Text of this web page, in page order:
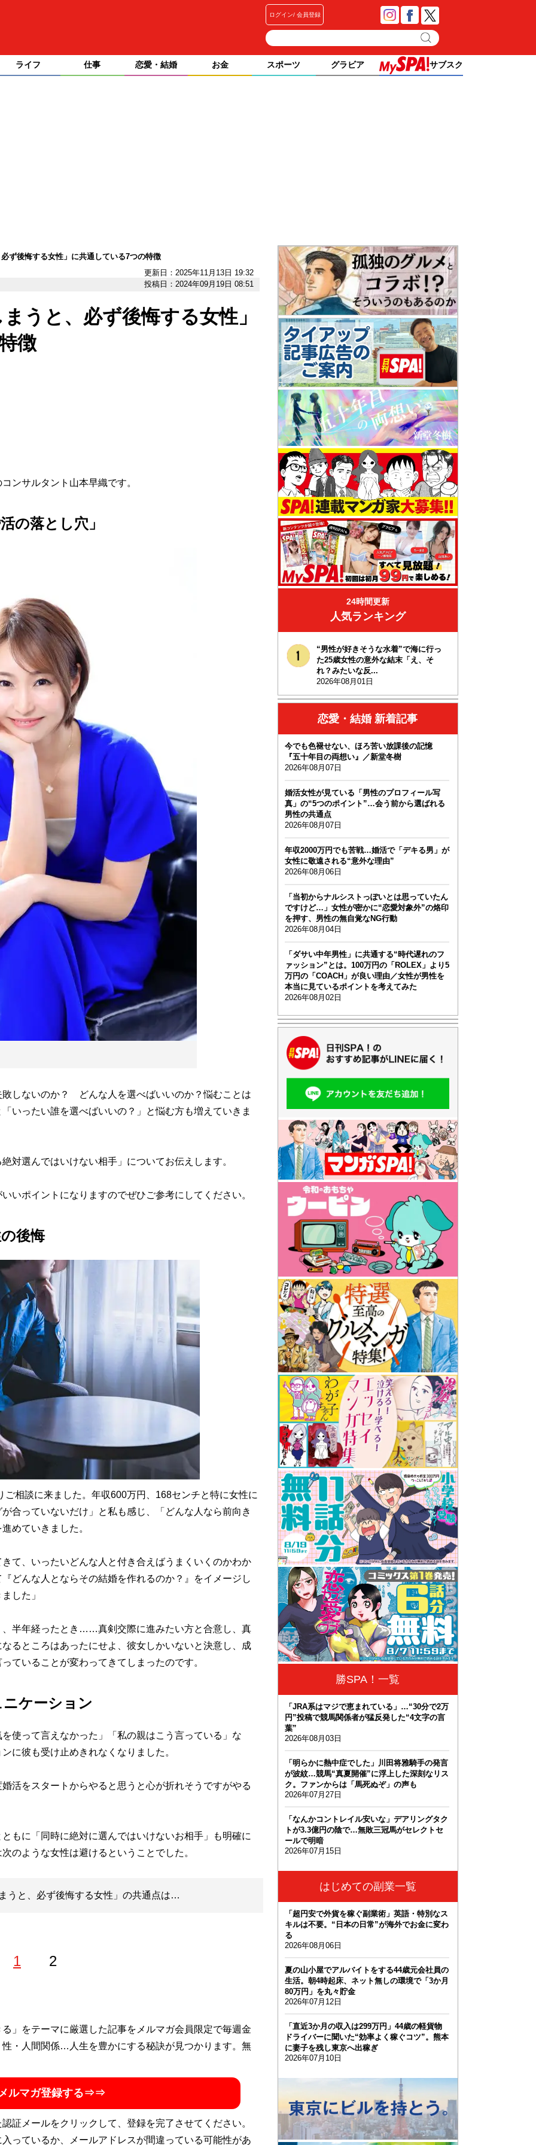
ログイン 会員登録
ライフ 仕事 恋愛・結婚 お金 スポーツ グラビア サブスク
ず後悔する女性」に共通している7つの特徴
更新日：2025年11月13日 19:32
投稿日：2024年09月19日 08:51
うと、必ず後悔する女性」
徴
ンサルタント山本早織です。
の落とし穴」
しないのか？ どんな人を選べばいいのか？悩むことは
いったい誰を選べばいいの？」と悩む方も増えていきま
選んではいけない相手」についてお伝えします。
ポイントになりますのでぜひご参考にしてください。
後悔
相談に来ました。年収600万円、168センチと特に女性に
合っていないだけ」と私も感じ、「どんな人なら前向き
めていきました。
て、いったいどんな人と付き合えばうまくいくのかわか
どんな人とならその結婚を作れるのか？』をイメージし
した」
半年経ったとき……真剣交際に進みたい方と合意し、真
るところはあったにせよ、彼女しかいないと決意し、成
いることが変わってきてしまったのです。
ケーション
使って言えなかった」「私の親はこう言っている」な
に彼も受け止めきれなくなりました。
活をスタートからやると思うと心が折れそうですがやる
に「同時に絶対に選んではいけないお相手」も明確に
のような女性は避けるということでした。
うと、必ず後悔する女性」の共通点は…
1 2
スなどを経て、現在は恋愛コンサルタントとして結婚し
。「 最短成婚成功の秘訣マガジン」をLINEで配信中。公
」をテーマに厳選した記事をメルマガ会員限定で毎週金
・人間関係…人生を豊かにする秘訣が見つかります。無
ルマガ登録する⇒⇒
証メールをクリックして、登録を完了させてください。
っているか、メールアドレスが間違っている可能性があ
24時間更新
人気ランキング
“男性が好きそうな水着”で海に行っ
た25歳女性の意外な結末「え、そ
れ？みたいな反...
2026年08月01日
恋愛・結婚 新着記事
今でも色褪せない、ほろ苦い放課後の記憶
『五十年目の両想い』／新堂冬樹
2026年08月07日
婚活女性が見ている「男性のプロフィール写
真」の“5つのポイント”…会う前から選ばれる
男性の共通点
2026年08月07日
年収2000万円でも苦戦…婚活で「デキる男」が
女性に敬遠される“意外な理由”
2026年08月06日
「当初からナルシストっぽいとは思っていたん
ですけど…」女性が密かに“恋愛対象外”の烙印
を押す、男性の無自覚なNG行動
2026年08月04日
「ダサい中年男性」に共通する“時代遅れのフ
ァッション”とは。100万円の「ROLEX」より5
万円の「COACH」が良い理由／女性が男性を
本当に見ているポイントを考えてみた
2026年08月02日
勝SPA！一覧
「JRA系はマジで恵まれている」…“30分で2万
円”投稿で競馬関係者が猛反発した“4文字の言
葉”
2026年08月03日
「明らかに熱中症でした」川田将雅騎手の発言
が波紋…競馬“真夏開催”に浮上した深刻なリス
ク。ファンからは「馬死ぬぞ」の声も
2026年07月27日
「なんかコントレイル安いな」デアリングタク
トが3.3億円の陰で…無敗三冠馬がセレクトセ
ールで明暗
2026年07月15日
はじめての副業一覧
「超円安で外貨を稼ぐ副業術」英語・特別なス
キルは不要。“日本の日常”が海外でお金に変わ
る
2026年08月06日
夏の山小屋でアルバイトをする44歳元会社員の
生活。朝4時起床、ネット無しの環境で「3か月
80万円」を丸々貯金
2026年07月12日
「直近3か月の収入は299万円」44歳の軽貨物
ドライバーに聞いた“効率よく稼ぐコツ”。熊本
に妻子を残し東京へ出稼ぎ
2026年07月10日